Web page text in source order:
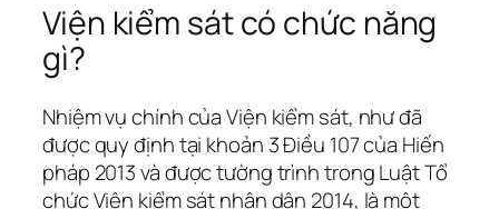
Viện kiểm sát có chức năng
gì?
Nhiệm vụ chính của Viện kiểm sát, như đã
được quy định tại khoản 3 Điều 107 của Hiến
pháp 2013 và được tường trình trong Luật Tổ
chức Viện kiểm sát nhân dân 2014, là một